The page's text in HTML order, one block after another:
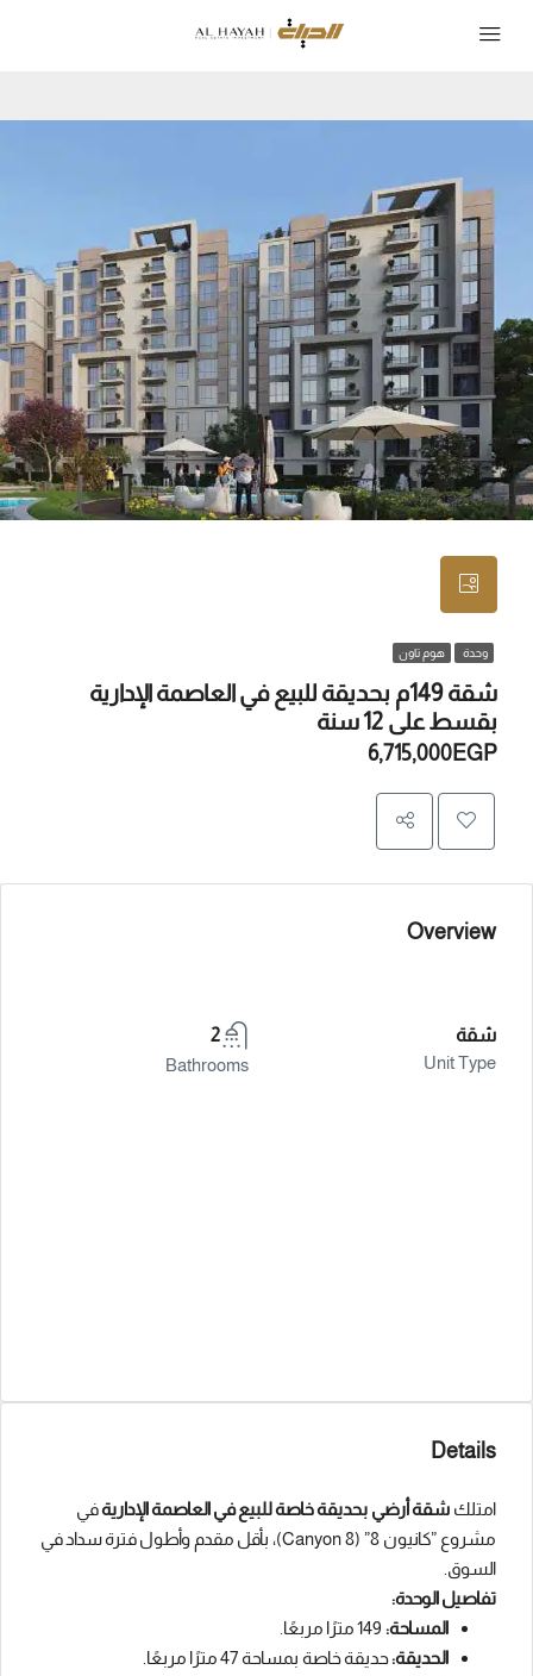
وحدة هوم تاون
شقة 149م بحديقة للبيع في العاصمة الإدارية
بقسط على 12 سنة
6,715,000EGP
Overview
شقة
Unit Type
2
Bathrooms
Details
امتلك شقة أرضي بحديقة خاصة للبيع في العاصمة الإداريةفي
مشروع ”كانيون 8” (Canyon 8)، بأقل مقدم وأطول فترة سداد في
السوق.
تفاصيل الوحدة:
المساحة:
الحديقة:حديقة خاصة بمساحة 47 مترًا مربعًا.